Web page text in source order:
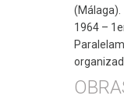
(Málaga).
1964 –